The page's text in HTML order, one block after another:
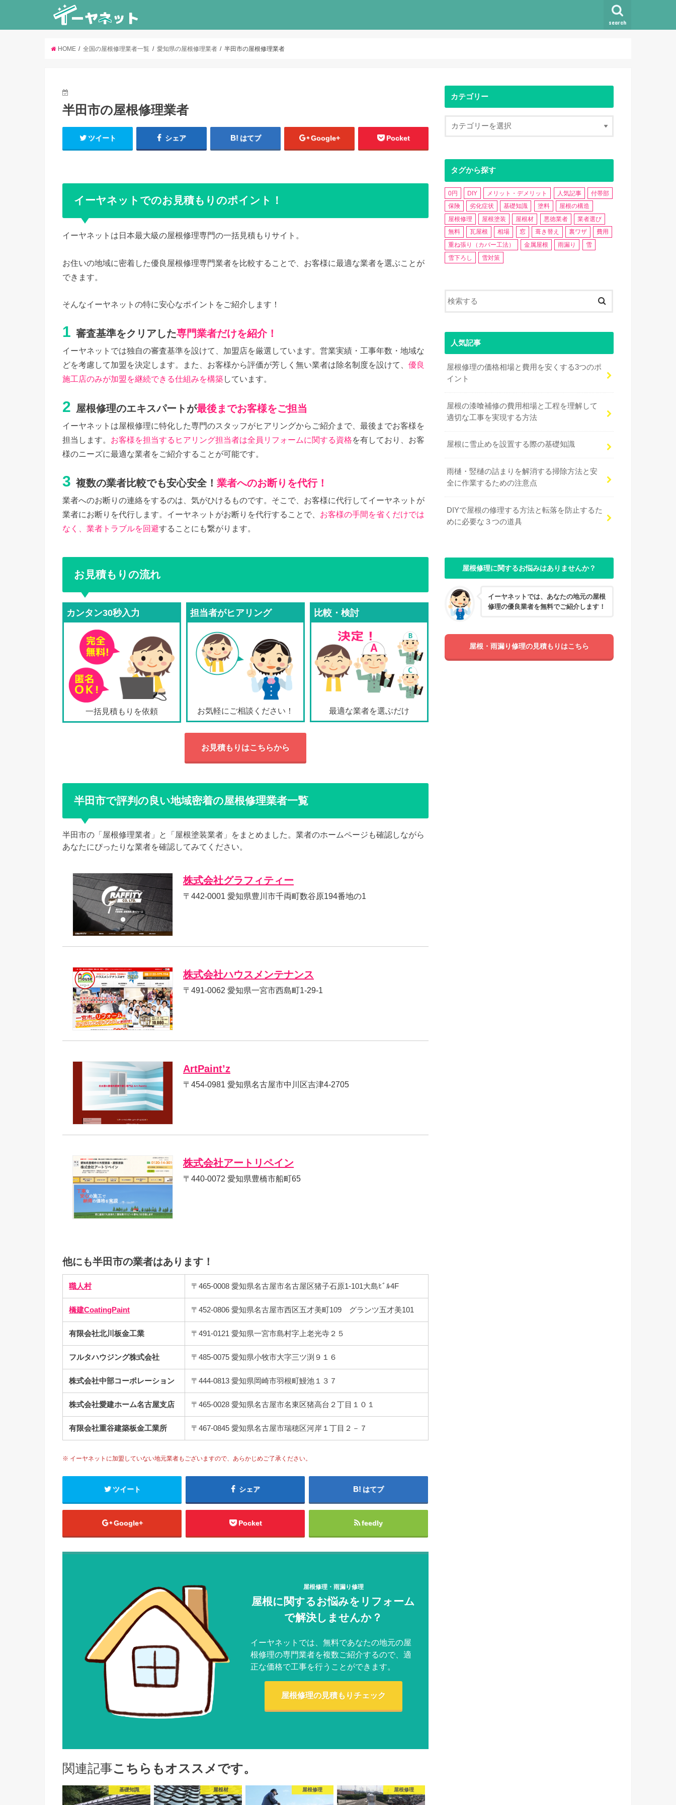
search
HOME 全国の屋根修理業者一覧 愛知県の屋根修理業者 半田市の屋根修理業者
半田市の屋根修理業者
ツイート シェア はてブ Google+ Pocket
イーヤネットでのお見積もりのポイント！
イーヤネットは日本最大級の屋根修理専門の一括見積もりサイト。
お住いの地域に密着した優良屋根修理専門業者を比較することで、お客様に最適な業者を選ぶことが
できます。
そんなイーヤネットの特に安心なポイントをご紹介します！
1 審査基準をクリアした専門業者だけを紹介！
イーヤネットでは独自の審査基準を設けて、加盟店を厳選しています。営業実績・工事年数・地域な
どを考慮して加盟を決定します。また、お客様から評価が芳しく無い業者は除名制度を設けて、 優良
施工店のみが加盟を継続できる仕組みを構築しています。
2 屋根修理のエキスパートが最後までお客様をご担当
イーヤネットは屋根修理に特化した専門のスタッフがヒアリングからご紹介まで、最後までお客様を
担当します。 お客様を担当するヒアリング担当者は全員リフォームに関する資格を有しており、お客
様のニーズに最適な業者をご紹介することが可能です。
3 複数の業者比較でも安心安全！ 業者へのお断りを代行！
業者へのお断りの連絡をするのは、気がひけるものです。そこで、お客様に代行してイーヤネットが
業者にお断りを代行します。イーヤネットがお断りを代行することで、 お客様の手間を省くだけでは
なく、業者トラブルを回避することにも繋がります。
お見積もりの流れ
カンタン30秒入力
一括見積もりを依頼
担当者がヒアリング
お気軽にご相談ください！
比較・検討
最適な業者を選ぶだけ
お見積もりはこちらから
半田市で評判の良い地域密着の屋根修理業者一覧
半田市の「屋根修理業者」と「屋根塗装業者」をまとめました。業者のホームページも確認しながら
あなたにぴったりな業者を確認してみてください。
株式会社グラフィティー
〒442-0001 愛知県豊川市千両町数谷原194番地の1
株式会社ハウスメンテナンス
〒491-0062 愛知県一宮市西島町1-29-1
ArtPaint’z
〒454-0981 愛知県名古屋市中川区吉津4-2705
株式会社アートリペイン
〒440-0072 愛知県豊橋市船町65
他にも半田市の業者はあります！
職人村 〒465-0008 愛知県名古屋市名古屋区猪子石原1-101大島ﾋﾞﾙ4F
橋建CoatingPaint 〒452-0806 愛知県名古屋市西区五才美町109 グランツ五才美101
有限会社北川板金工業 〒491-0121 愛知県一宮市島村字上老光寺２５
フルタハウジング株式会社 〒485-0075 愛知県小牧市大字三ツ渕９１６
株式会社中部コーポレーション 〒444-0813 愛知県岡崎市羽根町鰻池１３７
株式会社愛建ホーム名古屋支店 〒465-0028 愛知県名古屋市名東区猪高台２丁目１０１
有限会社重谷建築板金工業所 〒467-0845 愛知県名古屋市瑞穂区河岸１丁目２－７
※ イーヤネットに加盟していない地元業者もございますので、あらかじめご了承ください。
ツイート シェア はてブ
Google+ Pocket feedly
屋根修理・雨漏り修理
屋根に関するお悩みをリフォーム
で解決しませんか？
イーヤネットでは、無料であなたの地元の屋
根修理の専門業者を複数ご紹介するので、適
正な価格で工事を行うことができます。
屋根修理の見積もりチェック
関連記事こちらもオススメです。
基礎知識 屋根材 屋根修理 屋根修理
カテゴリー
タグから探す
0円 DIY メリット・デメリット 人気記事
付帯部
保険
劣化症状 基礎知識 塗料
屋根の構造
屋根修理
屋根塗装 屋根材 悪徳業者
業者選び
無料
瓦屋根 相場 窓 葺き替え 裏ワザ
費用
重ね張り（カバー工法）
金属屋根 雨漏り
雪
雪下ろし
雪対策
人気記事
屋根修理の価格相場と費用を安くする3つのポ
イント
屋根の漆喰補修の費用相場と工程を理解して
適切な工事を実現する方法
屋根に雪止めを設置する際の基礎知識
雨樋・竪樋の詰まりを解消する掃除方法と安
全に作業するための注意点
DIYで屋根の修理する方法と転落を防止するた
めに必要な３つの道具
屋根修理に関するお悩みはありませんか？
イーヤネットでは、あなたの地元の屋根
修理の優良業者を無料でご紹介します！
屋根・雨漏り修理の見積もりはこちら